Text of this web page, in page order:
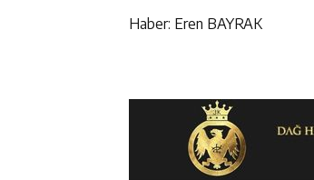
Haber: Eren BAYRAK